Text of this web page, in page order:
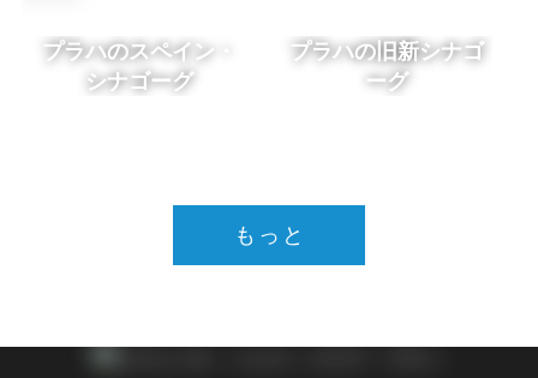
プラハのスペイン・
シナゴーグ
プラハの旧新シナゴ
ーグ
もっと